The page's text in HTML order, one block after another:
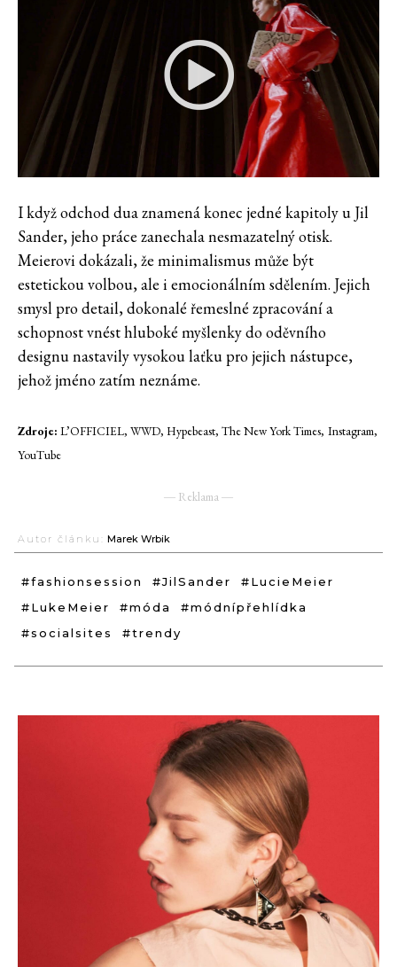
I když odchod dua znamená konec jedné kapitoly u Jil
Sander, jeho práce zanechala nesmazatelný otisk.
Meierovi dokázali, že minimalismus může být
estetickou volbou, ale i emocionálním sdělením. Jejich
smysl pro detail, dokonalé řemeslné zpracování a
schopnost vnést hluboké myšlenky do oděvního
designu nastavily vysokou laťku pro jejich nástupce,
jehož jméno zatím neznáme.
Zdroje: L’OFFICIEL, WWD, Hypebeast, The New York Times, Instagram,
YouTube
― Reklama ―
Autor článku: Marek Wrbik
#fashionsession #JilSander
#LucieMeier
#LukeMeier
#móda
#módnípřehlídka
#socialsites
#trendy